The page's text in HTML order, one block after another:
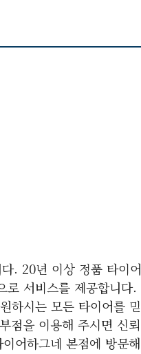
. 20년 이상 정품 타이어
서비스를 제공합니다.
하시는 모든 타이어를 믿
점을 이용해 주시면 신뢰
어하그네 본점에 방문해